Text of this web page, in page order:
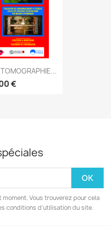
€
Vous trouverez pour cela
conditions d'utilisation du site.